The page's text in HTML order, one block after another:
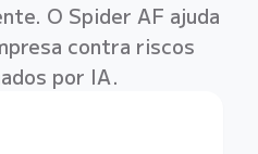
O Spider AF ajuda
contra riscos
por IA.